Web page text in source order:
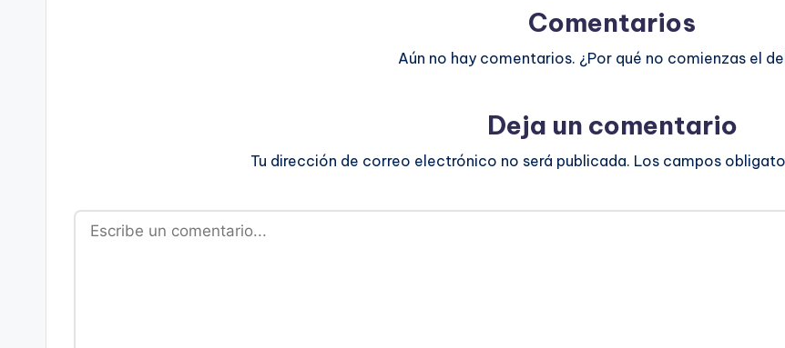
Comentarios
Aún no hay comentarios. ¿Por qué no comienzas el
Deja un comentario
Tu dirección de correo electrónico no será publicada. Los campos